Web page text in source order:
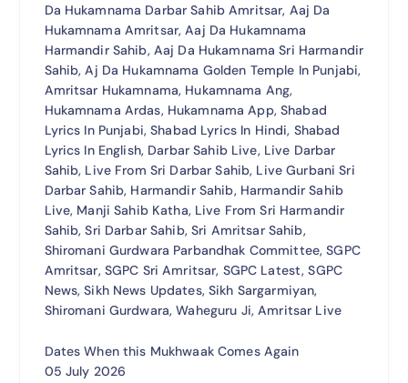
Da Hukamnama Darbar Sahib Amritsar, Aaj Da
Hukamnama Amritsar, Aaj Da Hukamnama
Harmandir Sahib, Aaj Da Hukamnama Sri Harmandir
Sahib, Aj Da Hukamnama Golden Temple In Punjabi,
Amritsar Hukamnama, Hukamnama Ang,
Hukamnama Ardas, Hukamnama App, Shabad
Lyrics In Punjabi, Shabad Lyrics In Hindi, Shabad
Lyrics In English, Darbar Sahib Live, Live Darbar
Sahib, Live From Sri Darbar Sahib, Live Gurbani Sri
Darbar Sahib, Harmandir Sahib, Harmandir Sahib
Live, Manji Sahib Katha, Live From Sri Harmandir
Sahib, Sri Darbar Sahib, Sri Amritsar Sahib,
Shiromani Gurdwara Parbandhak Committee, SGPC
Amritsar, SGPC Sri Amritsar, SGPC Latest, SGPC
News, Sikh News Updates, Sikh Sargarmiyan,
Shiromani Gurdwara, Waheguru Ji, Amritsar Live
Dates When this Mukhwaak Comes Again
05 July 2026